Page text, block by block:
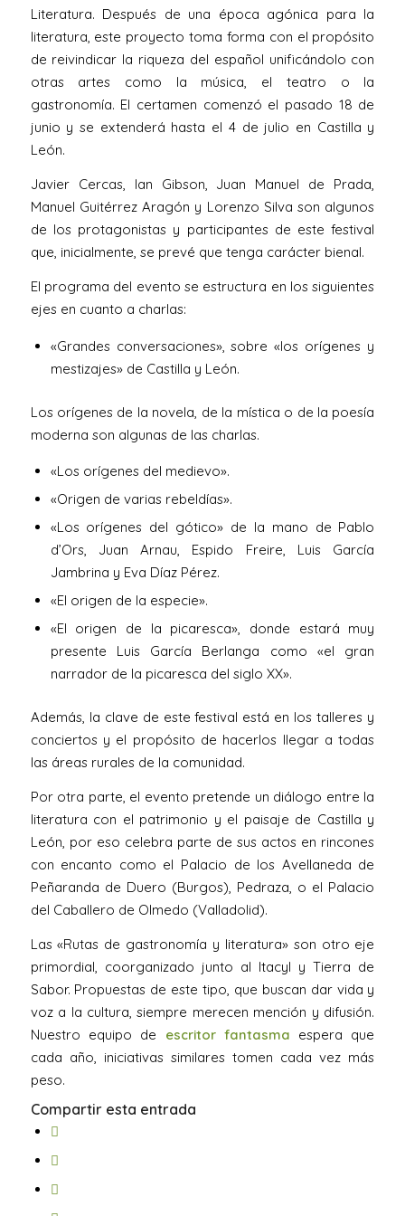
Literatura. Después de una época agónica para la
literatura, este proyecto toma forma con el propósito
de reivindicar la riqueza del español unificándolo con
otras artes como la música, el teatro o la
gastronomía. El certamen comenzó el pasado 18 de
junio y se extenderá hasta el 4 de julio en Castilla y
León.
Javier Cercas, Ian Gibson, Juan Manuel de Prada,
Manuel Guitérrez Aragón y Lorenzo Silva son algunos
de los protagonistas y participantes de este festival
que, inicialmente, se prevé que tenga carácter bienal.
El programa del evento se estructura en los siguientes
ejes en cuanto a charlas:
«Grandes conversaciones», sobre «los orígenes y
mestizajes» de Castilla y León.
Los orígenes de la novela, de la mística o de la poesía
moderna son algunas de las charlas.
«Los orígenes del medievo».
«Origen de varias rebeldías».
«Los orígenes del gótico» de la mano de Pablo
d’Ors, Juan Arnau, Espido Freire, Luis García
Jambrina y Eva Díaz Pérez.
«El origen de la especie».
«El origen de la picaresca», donde estará muy
presente Luis García Berlanga como «el gran
narrador de la picaresca del siglo XX».
Además, la clave de este festival está en los talleres y
conciertos y el propósito de hacerlos llegar a todas
las áreas rurales de la comunidad.
Por otra parte, el evento pretende un diálogo entre la
literatura con el patrimonio y el paisaje de Castilla y
León, por eso celebra parte de sus actos en rincones
con encanto como el Palacio de los Avellaneda de
Peñaranda de Duero (Burgos), Pedraza, o el Palacio
del Caballero de Olmedo (Valladolid).
Las «Rutas de gastronomía y literatura» son otro eje
primordial, coorganizado junto al Itacyl y Tierra de
Sabor. Propuestas de este tipo, que buscan dar vida y
voz a la cultura, siempre merecen mención y difusión.
Nuestro equipo de escritor fantasma espera que
cada año, iniciativas similares tomen cada vez más
peso.
Compartir esta entrada